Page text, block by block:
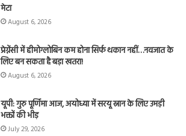
मेटा
August 6, 2026
प्रेग्नेंसी में हीमोग्लोबिन कम होना सिर्फ थकान नहीं…नवजात के
लिए बन सकता है बड़ा खतरा!
August 6, 2026
यूपी: गुरु पूर्णिमा आज, अयोध्या में सरयू स्नान के लिए उमड़ी
भक्तों की भीड़
July 29, 2026